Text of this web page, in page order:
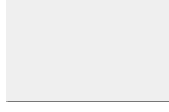
Buscar